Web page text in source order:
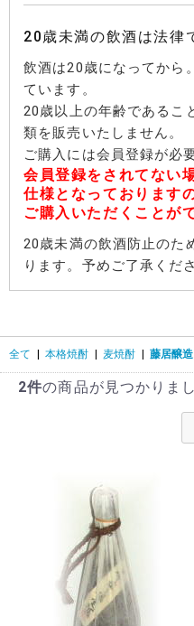
20歳未満の飲酒は法律
飲酒は20歳になってから
ています。
20歳以上の年齢であるこ
類を販売いたしません。
ご購入には会員登録が必
会員登録をされてない
仕様となっております
ご購入いただくことが
20歳未満の飲酒防止のた
ります。予めご了承くだ
全て 本格焼酎 麦焼酎 藤居醸
2件の商品が見つかりま